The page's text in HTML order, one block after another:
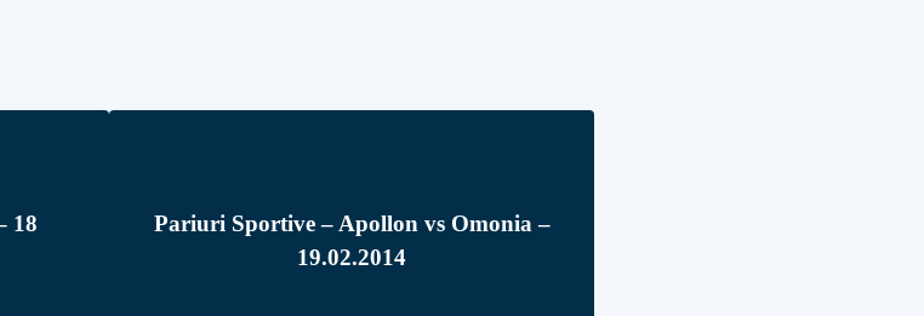
18
Pariuri Sportive – Apollon vs Omonia –
19.02.2014